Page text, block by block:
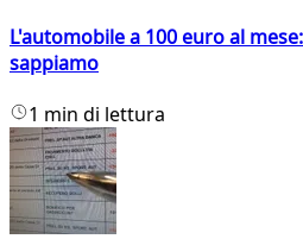
L'automobile a 100 euro al
sappiamo
1 min di lettura